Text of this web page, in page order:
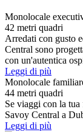
Monolocale
42 metri quadri
Arredati con gusto
Central sono
con un'autentica
Leggi di più
Monolocale
44 metri quadri
Se viaggi con la
Savoy Central a
Leggi di più